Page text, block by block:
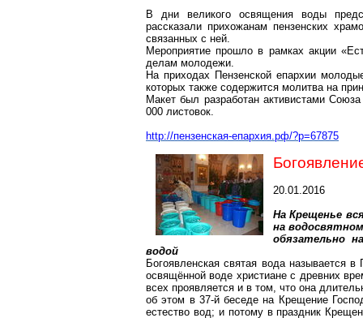
В дни великого освящения воды
рассказали прихожанам пензенских
связанных с ней.
Мероприятие прошло в рамках акции
делам молодежи.
На приходах Пензенской епархии
которых также содержится молитва на
Макет был разработан активистами
000 листовок.
http://пензенская-епархия.рф/?p=67875
20.01.2016
На Крещенье
на
обязательно
водой
Богоявленская святая вода называется
освящённой воде христиане с древних
всех проявляется и в том, что она
об этом в 37-й беседе на Крещение
естество вод; и потому в праздник